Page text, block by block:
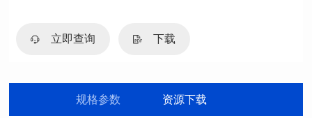
立即查询 下载
规格参数 资源下载